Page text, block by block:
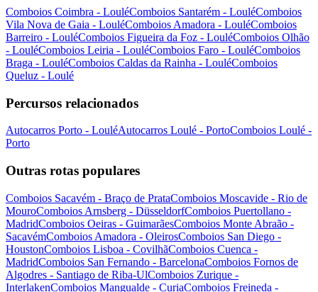
Comboios Coimbra - LouléComboios Santarém - LouléComboios
Vila Nova de Gaia - LouléComboios Amadora - LouléComboios
Barreiro - LouléComboios Figueira da Foz - LouléComboios Olhão
- LouléComboios Leiria - LouléComboios Faro - LouléComboios
Braga - LouléComboios Caldas da Rainha - LouléComboios
Queluz - Loulé
Percursos relacionados
Autocarros Porto - LouléAutocarros Loulé - PortoComboios Loulé -
Porto
Outras rotas populares
Comboios Sacavém - Braço de PrataComboios Moscavide - Rio de
MouroComboios Arnsberg - DüsseldorfComboios Puertollano -
MadridComboios Oeiras - GuimarãesComboios Monte Abraão -
SacavémComboios Amadora - OleirosComboios San Diego -
HoustonComboios Lisboa - CovilhãComboios Cuenca -
MadridComboios San Fernando - BarcelonaComboios Fornos de
Algodres - Santiago de Riba-UlComboios Zurique -
InterlakenComboios Mangualde - CuriaComboios Freineda -